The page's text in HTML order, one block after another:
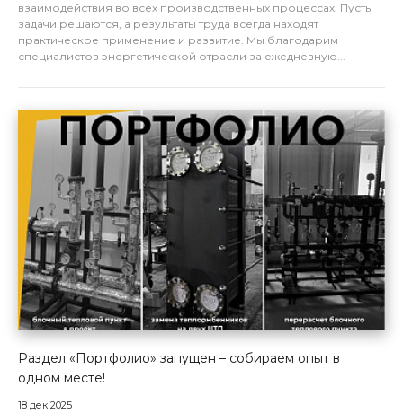
взаимодействия во всех производственных процессах. Пусть
задачи решаются, а результаты труда всегда находят
практическое применение и развитие. Мы благодарим
специалистов энергетической отрасли за ежедневную...
Раздел «Портфолио» запущен – собираем опыт в
одном месте!
18 дек 2025